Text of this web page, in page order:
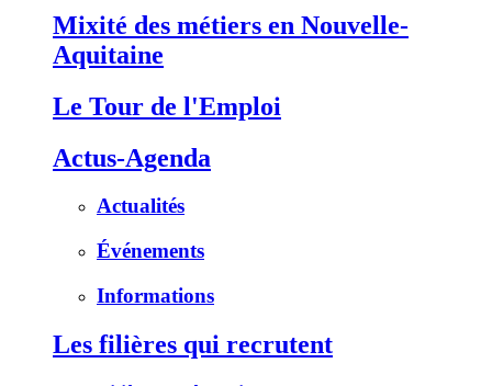
Mixité des métiers en Nouvelle-
Aquitaine
Le Tour de l'Emploi
Actus-Agenda
Actualités
Événements
Informations
Les filières qui recrutent